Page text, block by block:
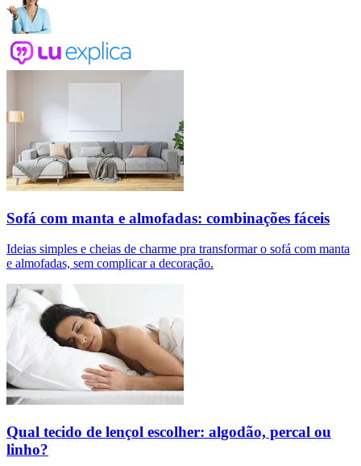
Sofá com manta e almofadas: combinações fáceis
Ideias simples e cheias de charme pra transformar o sofá com manta
e almofadas, sem complicar a decoração.
Qual tecido de lençol escolher: algodão, percal ou
linho?